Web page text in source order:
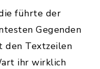
führte der
Gegenden
den Textzeilen
ihr wirklich